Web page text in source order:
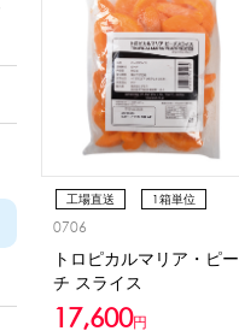
工場直送
1箱単位
冷凍
0706
トロピカルマリア・ピー
チ スライス
17,600円